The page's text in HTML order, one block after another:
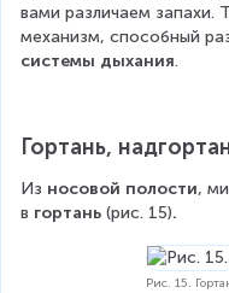
вами различаем запахи.
механизм, способный
системы дыхания.
Гортань,
Из носовой полости,
в гортань (рис. 15).
Рис. 15.